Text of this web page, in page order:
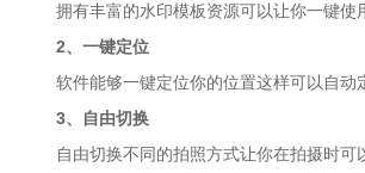
拥有丰富的水印模板资源可以让你一键使
2、一键定位
软件能够一键定位你的位置这样可以自动
3、自由切换
自由切换不同的拍照方式让你在拍摄时可